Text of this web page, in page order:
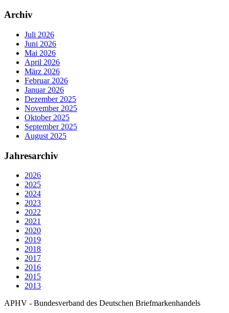
Archiv
Juli 2026
Juni 2026
Mai 2026
April 2026
März 2026
Februar 2026
Januar 2026
Dezember 2025
November 2025
Oktober 2025
September 2025
August 2025
Jahresarchiv
2026
2025
2024
2023
2022
2021
2020
2019
2018
2017
2016
2015
2013
APHV - Bundesverband des Deutschen Briefmarkenhandels